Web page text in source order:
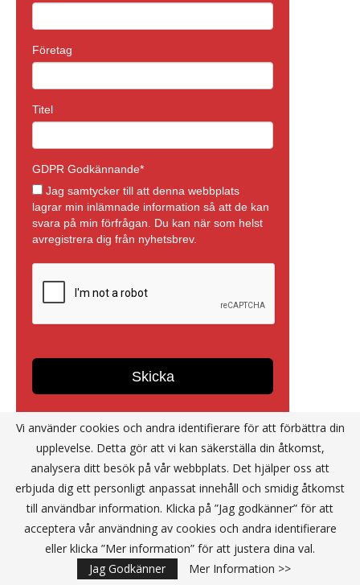
Annons
Vi använder cookies och andra identifierare för att förbättra din
upplevelse. Detta gör att vi kan säkerställa din åtkomst,
analysera ditt besök på vår webbplats. Det hjälper oss att
erbjuda dig ett personligt anpassat innehåll och smidig åtkomst
till användbar information. Klicka på ”Jag godkänner” för att
acceptera vår användning av cookies och andra identifierare
eller klicka ”Mer information” för att justera dina val.
Jag Godkänner
Mer Information >>